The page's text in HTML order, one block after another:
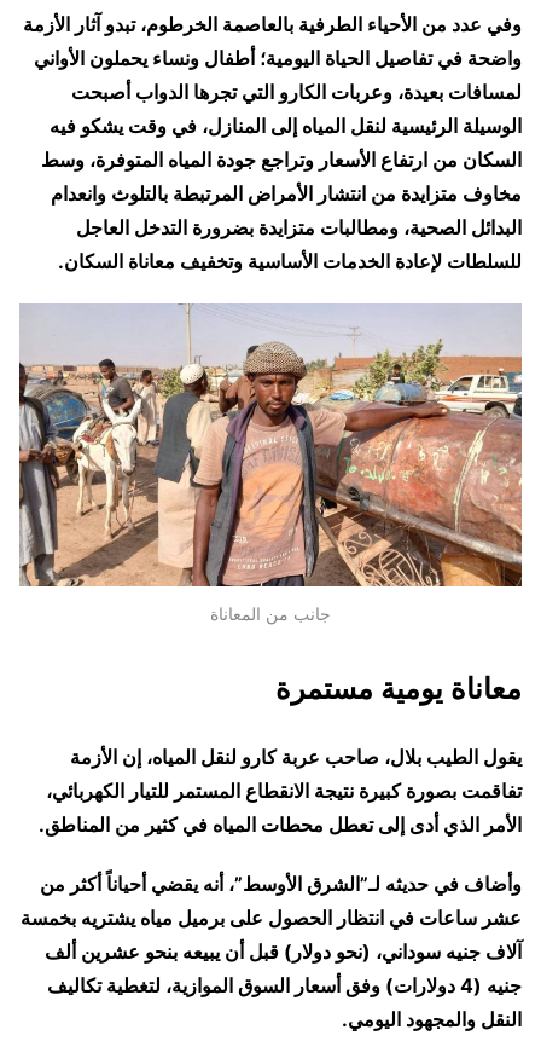
وفي عدد من الأحياء الطرفية بالعاصمة الخرطوم، تبدو آثار الأزمة
واضحة في تفاصيل الحياة اليومية؛ أطفال ونساء يحملون الأواني
لمسافات بعيدة، وعربات الكارو التي تجرها الدواب أصبحت
الوسيلة الرئيسية لنقل المياه إلى المنازل، في وقت يشكو فيه
السكان من ارتفاع الأسعار وتراجع جودة المياه المتوفرة، وسط
مخاوف متزايدة من انتشار الأمراض المرتبطة بالتلوث وانعدام
البدائل الصحية، ومطالبات متزايدة بضرورة التدخل العاجل
للسلطات لإعادة الخدمات الأساسية وتخفيف معاناة السكان.
جانب من المعاناة
معاناة يومية مستمرة
يقول الطيب بلال، صاحب عربة كارو لنقل المياه، إن الأزمة
تفاقمت بصورة كبيرة نتيجة الانقطاع المستمر للتيار الكهربائي،
الأمر الذي أدى إلى تعطل محطات المياه في كثير من المناطق.
وأضاف في حديثه لـ”الشرق الأوسط”، أنه يقضي أحياناً أكثر من
عشر ساعات في انتظار الحصول على برميل مياه يشتريه بخمسة
آلاف جنيه سوداني، (نحو دولار) قبل أن يبيعه بنحو عشرين ألف
جنيه (4 دولارات) وفق أسعار السوق الموازية، لتغطية تكاليف
النقل والمجهود اليومي.